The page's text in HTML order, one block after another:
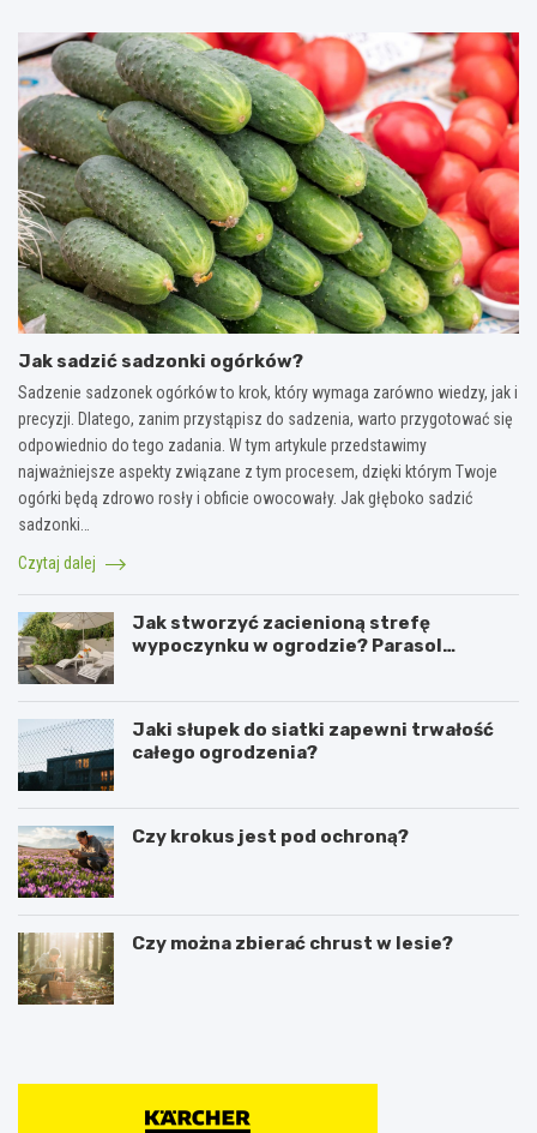
Jak sadzić sadzonki ogórków?
Sadzenie sadzonek ogórków to krok, który wymaga zarówno wiedzy, jak i
precyzji. Dlatego, zanim przystąpisz do sadzenia, warto przygotować się
odpowiednio do tego zadania. W tym artykule przedstawimy
najważniejsze aspekty związane z tym procesem, dzięki którym Twoje
ogórki będą zdrowo rosły i obficie owocowały. Jak głęboko sadzić
sadzonki…
Czytaj dalej
Jak stworzyć zacienioną strefę
wypoczynku w ogrodzie? Parasol
Jaki słupek do siatki zapewni trwałość
całego ogrodzenia?
Czy krokus jest pod ochroną?
Czy można zbierać chrust w lesie?